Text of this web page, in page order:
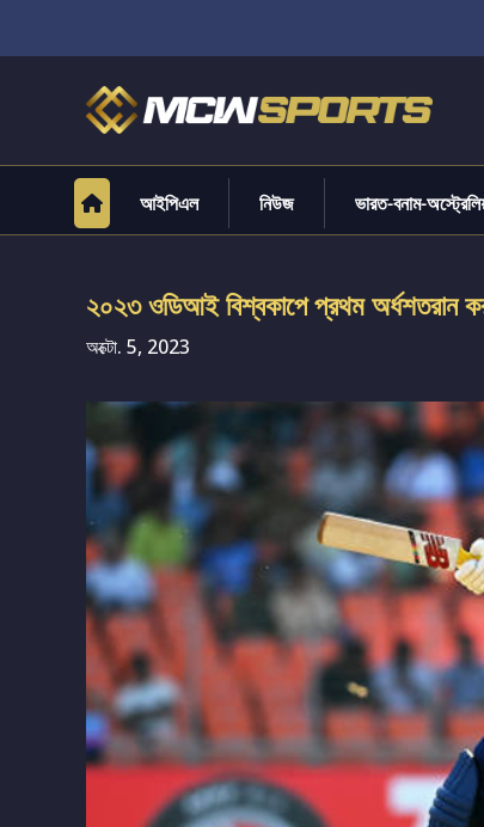
আইপিএল নিউজ ভারত-বনাম-
২০২৩ ওডিআই বিশ্বকাপে প্রথম অর্ধশতরান
অক্টো. 5, 2023